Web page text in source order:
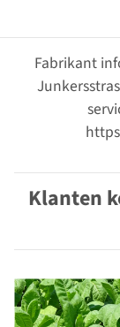
Fabrikant
Klanten